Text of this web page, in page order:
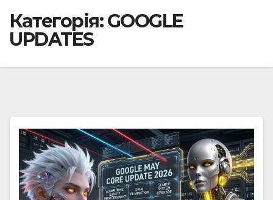
Категорія:GOOGLE
UPDATES